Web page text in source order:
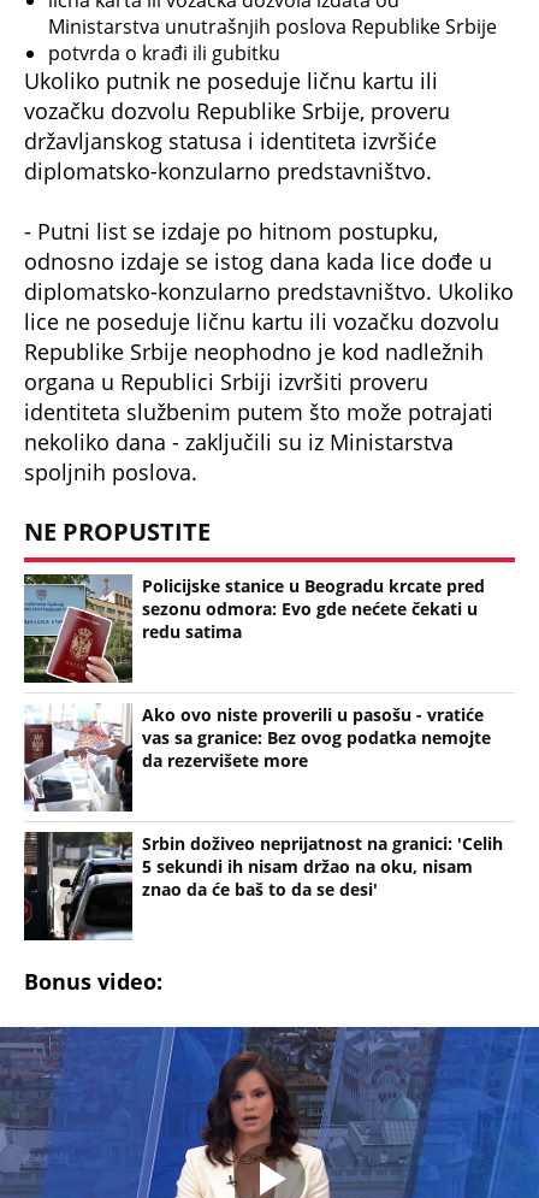
Ministarstva unutrašnjih poslova Republike Srbije
potvrda o krađi ili gubitku
Ukoliko putnik ne poseduje ličnu kartu ili
vozačku dozvolu Republike Srbije, proveru
državljanskog statusa i identiteta izvršiće
diplomatsko-konzularno predstavništvo.
- Putni list se izdaje po hitnom postupku,
odnosno izdaje se istog dana kada lice dođe u
diplomatsko-konzularno predstavništvo. Ukoliko
lice ne poseduje ličnu kartu ili vozačku dozvolu
Republike Srbije neophodno je kod nadležnih
organa u Republici Srbiji izvršiti proveru
identiteta službenim putem što može potrajati
nekoliko dana - zaključili su iz Ministarstva
spoljnih poslova.
NE PROPUSTITE
Policijske stanice u Beogradu krcate pred
sezonu odmora: Evo gde nećete čekati u
redu satima
Ako ovo niste proverili u pasošu - vratiće
vas sa granice: Bez ovog podatka nemojte
da rezervišete more
Srbin doživeo neprijatnost na granici: 'Celih
5 sekundi ih nisam držao na oku, nisam
znao da će baš to da se desi'
Bonus video: